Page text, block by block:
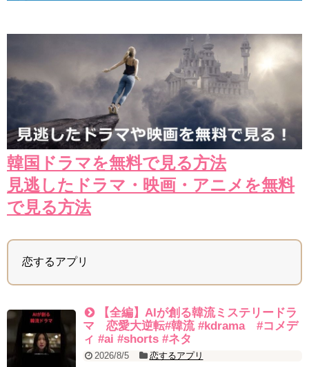
サム、マイウェイOSTメドレー 心を動かす曲
‪サウンドチェック‬ 260719FAN-CON [UNCHANGED] #myungsoo #
台湾 #キムミョンス #kimmyungsoo #김명수 NEW!
150927 日韓交流おまつり Davichi 憎くても 愛してるから(Hate You
NEW!
[FMV] 이판사판(イ判サ判) – DMEANOR(디미너) – The
Moment NEW!
「違う（ちがう）・異なる」を韓国語では？「다르다（タルダ）」
の意味・使い方について
について
「退屈だ・暇だ」を韓国語では？「심심하다（シムシマダ）」の意
味・使い方について
■韓国ドラマ『キング～Two Hearts』予告動画（日本語字幕）につい
て
HSF(126)-윤균상 서울숲 벤치 (YUN Kyunsang)(4)September::
yoon kyun sang
EP.18
ソン・ヘギョ – ソンヘギョ キスまとめ
ハン・ヘジン 한혜진 – Still We (여전히 우리는)
한가인 –
九尾狐外伝 第２話 キム・ジウ チョ・ヒョンジェ
韓国ドラマを無料で見る方法
見逃したドラマ・映画・アニメを無料
で見る方法
恋するアプリ
【全編】AIが創る韓流ミステリードラ
マ 恋愛大逆転#韓流 #kdrama #コメデ
ィ #ai #shorts #ネタ
2026/8/5 恋するアプリ